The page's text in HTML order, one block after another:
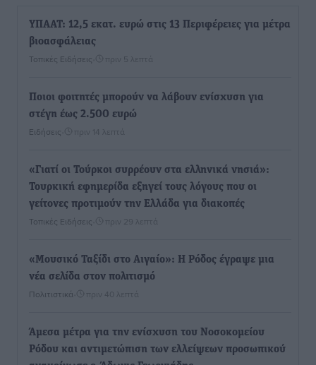
ΥΠΑΑΤ: 12,5 εκατ. ευρώ στις 13 Περιφέρειες για μέτρα
βιοασφάλειας
Τοπικές Ειδήσεις πριν 5 λεπτά
Ποιοι φοιτητές μπορούν να λάβουν ενίσχυση για
στέγη έως 2.500 ευρώ
Ειδήσεις πριν 14 λεπτά
«Γιατί οι Τούρκοι συρρέουν στα ελληνικά νησιά»:
Τουρκική εφημερίδα εξηγεί τους λόγους που οι
γείτονες προτιμούν την Ελλάδα για διακοπές
Τοπικές Ειδήσεις πριν 29 λεπτά
«Μουσικό Ταξίδι στο Αιγαίο»: Η Ρόδος έγραψε μια
νέα σελίδα στον πολιτισμό
Πολιτιστικά πριν 40 λεπτά
Άμεσα μέτρα για την ενίσχυση του Νοσοκομείου
Ρόδου και αντιμετώπιση των ελλείψεων προσωπικού